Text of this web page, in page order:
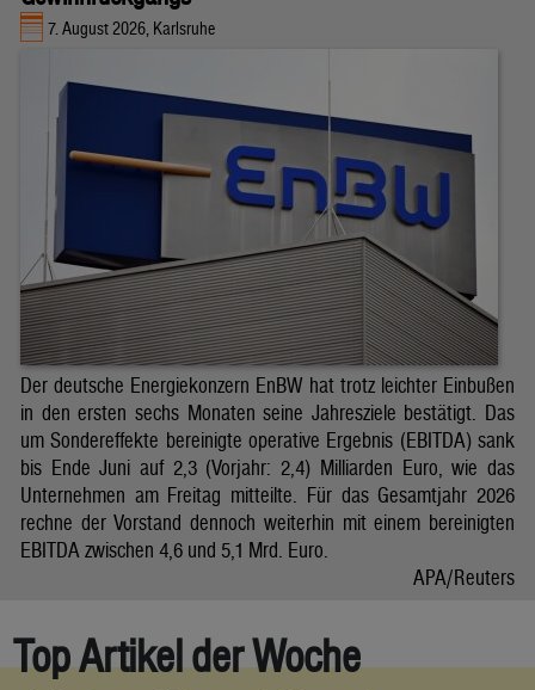
7. August 2026, Karlsruhe
Der deutsche Energiekonzern EnBW hat trotz leichter Einbußen
in den ersten sechs Monaten seine Jahresziele bestätigt. Das
um Sondereffekte bereinigte operative Ergebnis (EBITDA) sank
bis Ende Juni auf 2,3 (Vorjahr: 2,4) Milliarden Euro, wie das
Unternehmen am Freitag mitteilte. Für das Gesamtjahr 2026
rechne der Vorstand dennoch weiterhin mit einem bereinigten
EBITDA zwischen 4,6 und 5,1 Mrd. Euro.
APA/Reuters
Top Artikel der Woche